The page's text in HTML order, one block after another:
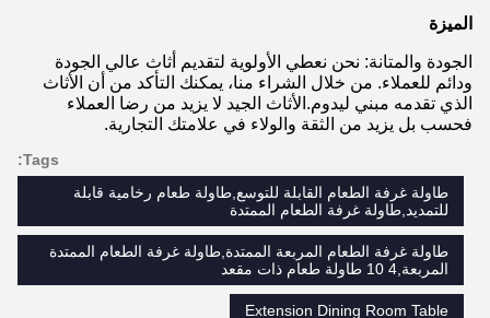
الميزة
الجودة والمتانة: نحن نعطي الأولوية لتقديم أثاث عالي الجودة
ودائم للعملاء. من خلال الشراء منا، يمكنك التأكد من أن الأثاث
الذي تقدمه مبني ليدوم.الأثاث الجيد لا يزيد من رضا العملاء
فحسب بل يزيد من الثقة والولاء في علامتك التجارية.
Tags:
طاولة غرفة الطعام القابلة للتوسع,طاولة طعام رخامية قابلة
للتمديد,طاولة غرفة الطعام الممتدة
طاولة غرفة الطعام المربعة الممتدة,طاولة غرفة الطعام الممتدة
المربعة,4 10 طاولة طعام ذات مقعد
Extension Dining Room Table